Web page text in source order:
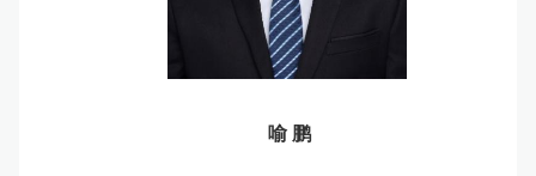
喻 鹏